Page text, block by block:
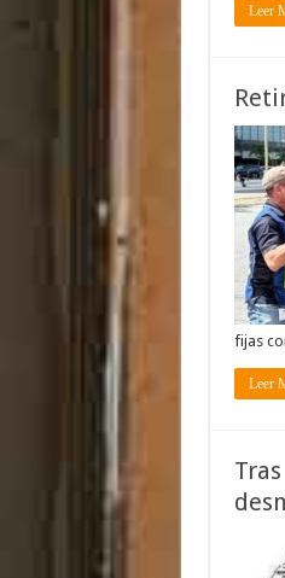
Leer
fijas
Leer